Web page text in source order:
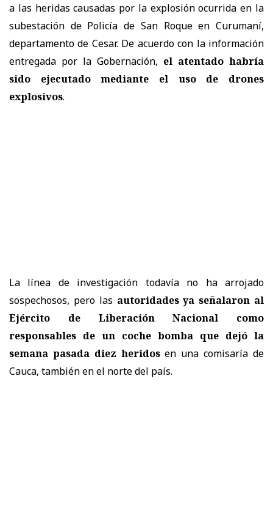
a las heridas causadas por la explosión ocurrida en la
subestación de Policía de San Roque en Curumaní,
departamento de Cesar. De acuerdo con la información
entregada por la Gobernación, el atentado habría
sido ejecutado mediante el uso de drones
explosivos.
La línea de investigación todavía no ha arrojado
sospechosos, pero las autoridades ya señalaron al
Ejército de Liberación Nacional como
responsables de un coche bomba que dejó la
semana pasada diez heridosen una comisaría de
Cauca, también en el norte del país.